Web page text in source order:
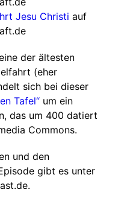
Jesu Christi auf
der ältesten
(eher
sich bei dieser
Tafel“ um ein
das um 400 datiert
Commons.
und den
gibt es unter